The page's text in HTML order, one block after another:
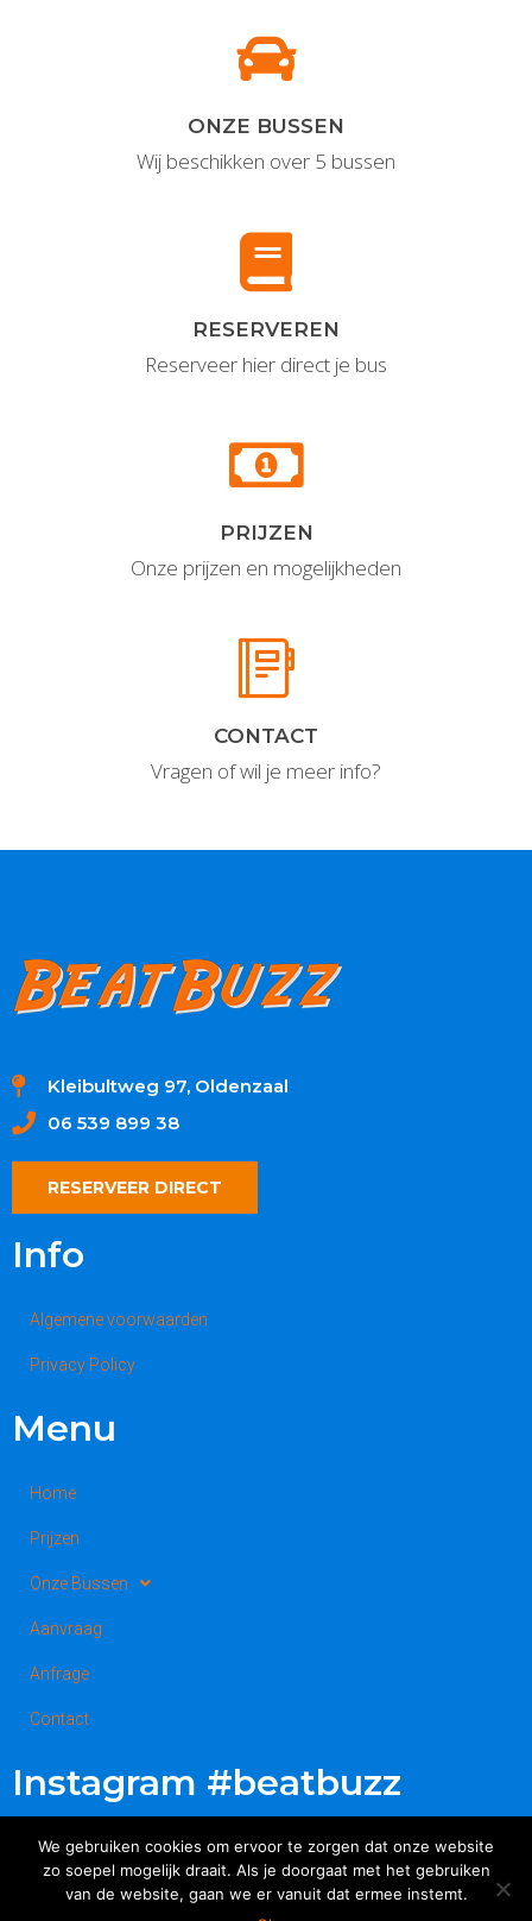
ONZE BUSSEN
Wij beschikken over 5 bussen
RESERVEREN
Reserveer hier direct je bus
PRIJZEN
Onze prijzen en mogelijkheden
CONTACT
Vragen of wil je meer info?
Kleibultweg 97, Oldenzaal
06 539 899 38
RESERVEER DIRECT
Info
Algemene voorwaarden
Privacy Policy
Menu
Home
Prijzen
Onze Bussen
Aanvraag
Anfrage
Contact
Instagram #beatbuzz
Beatbuzz© 2019 All Rights Reserved.Privacy
We gebruiken cookies om ervoor te zorgen dat onze website
zo soepel mogelijk draait. Als je doorgaat met het gebruiken
van de website, gaan we er vanuit dat ermee instemt.